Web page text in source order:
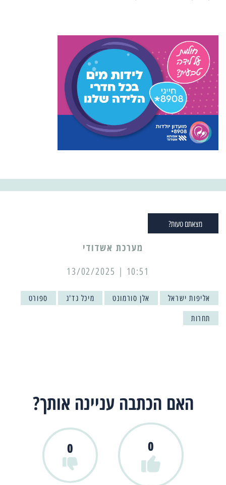
מצאתם טעות?
מערכת אשדודי
10:51 | 13/02/2025
אליפות ישראל אלן סורמונט מיכל גד'ג ספורט
תחרות
האם הכתבה עניינה אותך?
0
0